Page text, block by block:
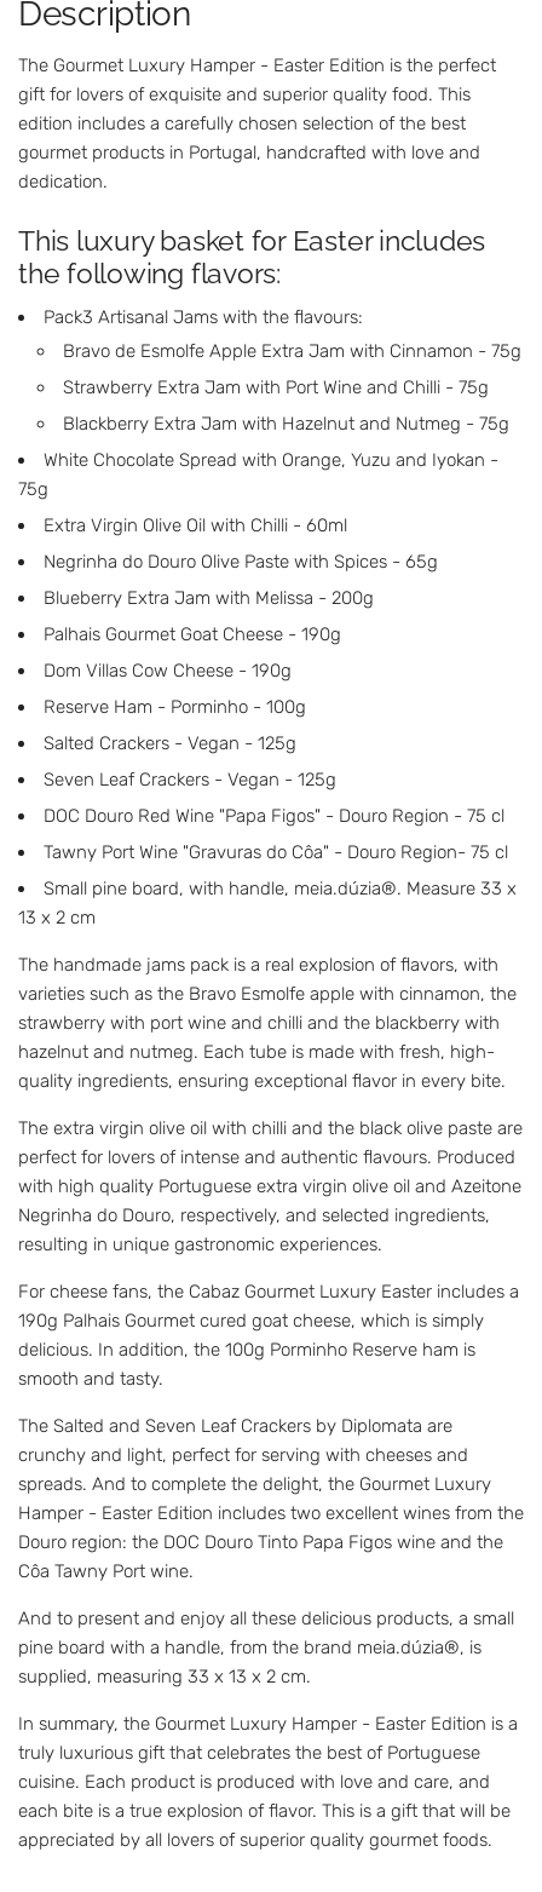
Description
The Gourmet Luxury Hamper - Easter Edition is the perfect
gift for lovers of exquisite and superior quality food. This
edition includes a carefully chosen selection of the best
gourmet products in Portugal, handcrafted with love and
dedication.
This luxury basket for Easter includes
the following flavors:
Pack3 Artisanal Jams with the flavours:
Bravo de Esmolfe Apple Extra Jam with Cinnamon - 75g
Strawberry Extra Jam with Port Wine and Chilli - 75g
Blackberry Extra Jam with Hazelnut and Nutmeg - 75g
White Chocolate Spread with Orange, Yuzu and Iyokan -
75g
Extra Virgin Olive Oil with Chilli - 60ml
Negrinha do Douro Olive Paste with Spices - 65g
Blueberry Extra Jam with Melissa - 200g
Palhais Gourmet Goat Cheese - 190g
Dom Villas Cow Cheese - 190g
Reserve Ham - Porminho - 100g
Salted Crackers - Vegan - 125g
Seven Leaf Crackers - Vegan - 125g
DOC Douro Red Wine "Papa Figos" - Douro Region - 75 cl
Tawny Port Wine "Gravuras do Côa" - Douro Region- 75 cl
Small pine board, with handle, meia.dúzia®. Measure 33 x
13 x 2 cm
The handmade jams pack is a real explosion of flavors, with
varieties such as the Bravo Esmolfe apple with cinnamon, the
strawberry with port wine and chilli and the blackberry with
hazelnut and nutmeg. Each tube is made with fresh, high-
quality ingredients, ensuring exceptional flavor in every bite.
The extra virgin olive oil with chilli and the black olive paste are
perfect for lovers of intense and authentic flavours. Produced
with high quality Portuguese extra virgin olive oil and Azeitone
Negrinha do Douro, respectively, and selected ingredients,
resulting in unique gastronomic experiences.
For cheese fans, the Cabaz Gourmet Luxury Easter includes a
190g Palhais Gourmet cured goat cheese, which is simply
delicious. In addition, the 100g Porminho Reserve ham is
smooth and tasty.
The Salted and Seven Leaf Crackers by Diplomata are
crunchy and light, perfect for serving with cheeses and
spreads. And to complete the delight, the Gourmet Luxury
Hamper - Easter Edition includes two excellent wines from the
Douro region: the DOC Douro Tinto Papa Figos wine and the
Côa Tawny Port wine.
And to present and enjoy all these delicious products, a small
pine board with a handle, from the brand meia.dúzia®, is
supplied, measuring 33 x 13 x 2 cm.
In summary, the Gourmet Luxury Hamper - Easter Edition is a
truly luxurious gift that celebrates the best of Portuguese
cuisine. Each product is produced with love and care, and
each bite is a true explosion of flavor. This is a gift that will be
appreciated by all lovers of superior quality gourmet foods.